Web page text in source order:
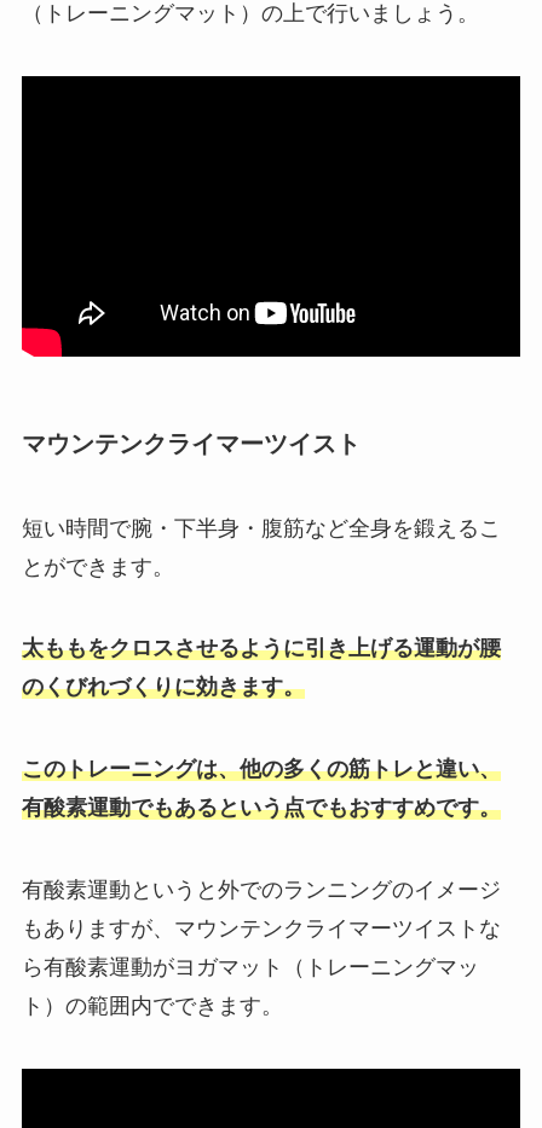
（トレーニングマット）の上で行いましょう。
マウンテンクライマーツイスト
短い時間で腕・下半身・腹筋など全身を鍛えるこ
とができます。
太ももをクロスさせるように引き上げる運動が腰
のくびれづくりに効きます。
このトレーニングは、他の多くの筋トレと違い、
有酸素運動でもあるという点でもおすすめです。
有酸素運動というと外でのランニングのイメージ
もありますが、マウンテンクライマーツイストな
ら有酸素運動がヨガマット（トレーニングマッ
ト）の範囲内でできます。